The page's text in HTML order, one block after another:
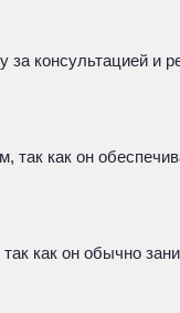
за консультацией
как он
как он обычно